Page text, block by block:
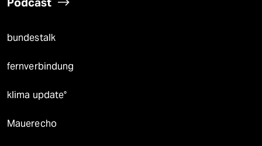
bundestalk
fernverbindung
klima update°
Mauerecho